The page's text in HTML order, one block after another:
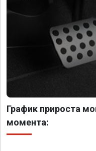
График прироста
момента: